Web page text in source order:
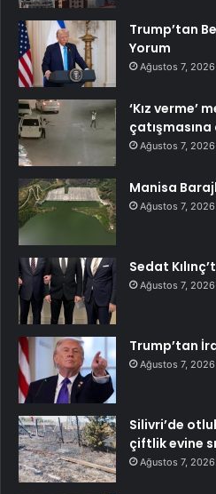
Trump’tan
Yorum
Ağustos 7, 2026
‘Kız verme’
Ağustos 7, 2026
Manisa
Ağustos 7, 2026
Sedat
Ağustos 7, 2026
Trump’tan
Ağustos 7, 2026
Silivri’de
çiftlik evine
Ağustos 7, 2026